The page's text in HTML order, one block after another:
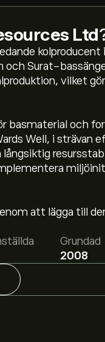
Ltd
och Surat-
vilket
basmaterial och
Well, i strävan
att lägga till
Grundad
2008
2.410‎A$‎.
Stanmore
för Stanmore
och